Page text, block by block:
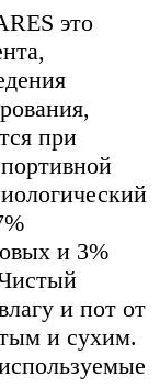
это
при
и 3%
и пот от
и сухим.